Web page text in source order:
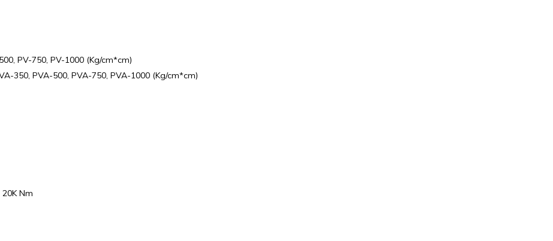
PV-750, PV-1000 (Kg/cm*cm)
350, PVA-500, PVA-750, PVA-1000 (Kg/cm*cm)
20K Nm